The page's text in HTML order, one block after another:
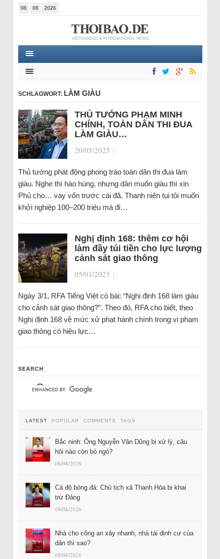
08 08 2026
SCHLAGWORT: LÀM GIÀU
THỦ TƯỚNG PHẠM MINH
CHÍNH, TOÀN DÂN THI ĐUA
LÀM GIÀU…
20/05/2025 |
Thủ tướng phát động phong trào toàn dân thi đua làm
giàu. Nghe thì hào hùng, nhưng dân muốn giàu thì xin
Phủ cho… vay vốn trước cái đã. Thanh niên tụi tôi muốn
khởi nghiệp 100–200 triệu mà đi…
Nghị định 168: thêm cơ hội
làm đầy túi tiền cho lực lượng
cảnh sát giao thông
05/01/2025 |
Ngày 3/1, RFA Tiếng Việt có bài: “Nghị định 168 làm giàu
cho cảnh sát giao thông?”. Theo đó, RFA cho biết, theo
Nghị định 168 về mức xử phạt hành chính trong vi phạm
giao thông có hiệu lực…
SEARCH
LATEST POPULAR COMMENTS TAGS
Bắc ninh: Ông Nguyễn Văn Dũng bị xử lý, câu
hỏi nào còn bỏ ngỏ?
08/08/2026
Cá độ bóng đá: Chủ tịch xã Thanh Hóa bị khai
trừ Đảng
08/08/2026
Nhà cho công an xây nhanh, nhà tái định cư của
dân thì sao?
08/08/2026